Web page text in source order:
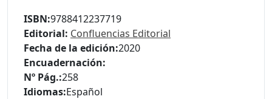
ISBN:9788412237719
Editorial: Confluencias Editorial
Fecha de la edición:2020
Encuadernación:
Nº Pág.:258
Idiomas:Español